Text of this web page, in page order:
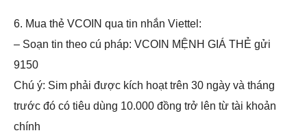
6. Mua thẻ VCOIN qua tin nhắn Viettel:
– Soạn tin theo cú pháp: VCOIN MỆNH GIÁ THẺ gửi
9150
Chú ý: Sim phải được kích hoạt trên 30 ngày và tháng
trước đó có tiêu dùng 10.000 đồng trở lên từ tài khoản
chính